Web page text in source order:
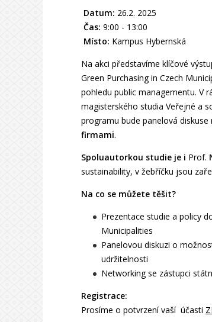
Datum: 26.2. 2025
Čas: 9:00 - 13:00
Místo: Kampus Hybernská
Na akci představíme klíčové
Green Purchasing in Czech
pohledu public managementu. V
magisterského studia Veřejné a
programu bude panelová diskuse
firmami.
Spoluautorkou studie je i Prof.
sustainability, v žebříčku jsou
Na co se můžete těšit?
Prezentace studie a policy
Municipalities
Panelovou diskuzi o
udržitelnosti
Networking se zástupci
Registrace:
Prosíme o potvrzení vaší účasti